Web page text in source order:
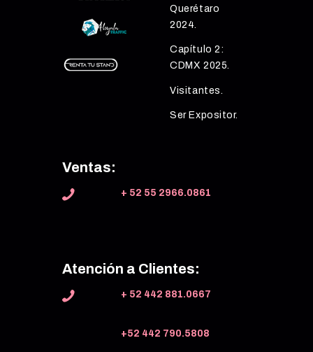
Querétaro
2024.
Capítulo 2:
CDMX 2025.
Visitantes.
Ser Expositor.
Ventas:
+ 52 55 2966.0861
Atención a Clientes:
+ 52 442 881.0667
+52 442 790.5808